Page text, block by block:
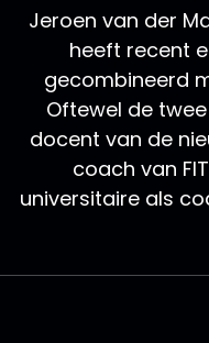
Jeroen van der
heeft recent
gecombineerd
Oftewel de
docent van de
coach van
universitaire als